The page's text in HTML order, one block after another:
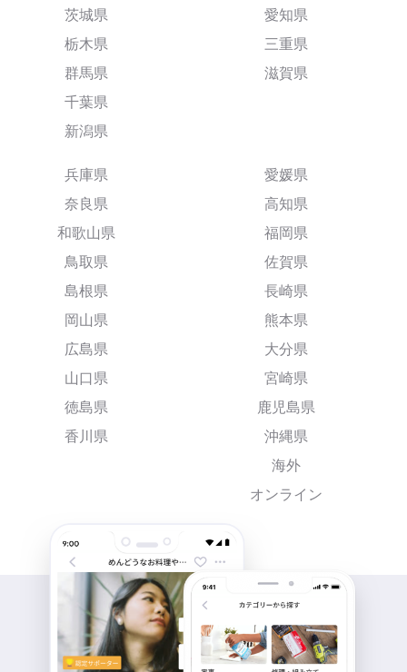
茨城県
栃木県
群馬県
千葉県
新潟県
愛知県
三重県
滋賀県
兵庫県
奈良県
和歌山県
鳥取県
島根県
岡山県
広島県
山口県
徳島県
香川県
愛媛県
高知県
福岡県
佐賀県
長崎県
熊本県
大分県
宮崎県
鹿児島県
沖縄県
海外
オンライン